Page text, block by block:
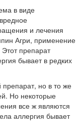
в виде
и лечения
Агри, применение
препарат
бывает в редких
но в то же
Но некоторые
все ж являются
аллергия бывает